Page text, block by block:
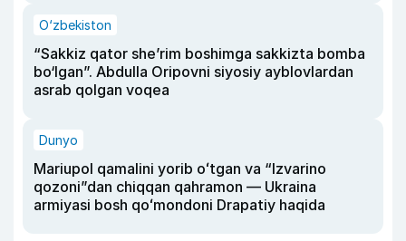
O‘zbekiston
“Sakkiz qator she’rim boshimga sakkizta bomba
bo‘lgan”. Abdulla Oripovni siyosiy ayblovlardan
asrab qolgan voqea
Dunyo
Mariupol qamalini yorib oʻtgan va “Izvarino
qozoni”dan chiqqan qahramon — Ukraina
armiyasi bosh qoʻmondoni Drapatiy haqida